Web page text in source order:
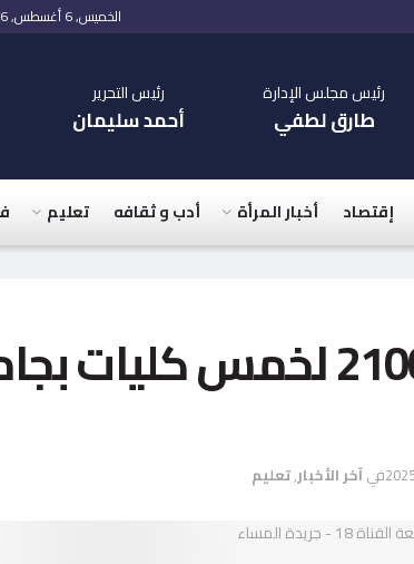
الخميس, 6 أغسطس, 2026
رئيس مجلس الإدارة
طارق لطفي
رئيس التحرير
أحمد سليمان
إقتصاد أخبار المرأة أدب و ثقافه تعليم
الأيزو 21001:2018 لخمس
فيآخر الأخبار,تعليم